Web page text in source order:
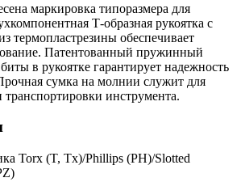
маркировка типоразмера для
Т-образная рукоятка с
термопластрезины обеспечивает
Патентованный пружинный
в рукоятке гарантирует надежность
сумка на молнии служит для
транспортировки инструмента.
Torx (T, Tx)/Phillips (PH)/Slotted